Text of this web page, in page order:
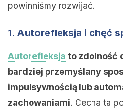
powinniśmy rozwijać.
1. Autorefleksja i chęć
Autorefleksja to zdolność
bardziej przemyślany
impulsywnością lub
zachowaniami. Cecha ta